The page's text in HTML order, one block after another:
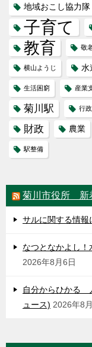
地域おこし協力隊
子育て
教育 敬
横山ようじ 水
生活困窮 産業
菊川駅 行
財政 農業
駅整備
菊川市役所 新
サルに関する情報
なつとなかよし！
2026年8月6日
自分からひかる
ュース) 2026年8